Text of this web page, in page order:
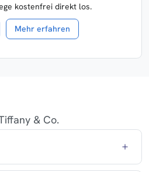
kostenfrei direkt los.
Mehr erfahren
& Co.